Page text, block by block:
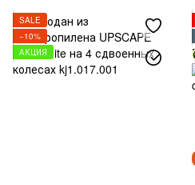
SALE
−10%
АКЦИЯ